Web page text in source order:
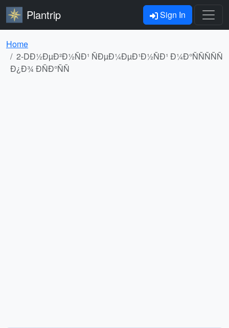
Plantrip Sign In
Home
2-DÐ½ÐµÐ²Ð½ÑÐ¹ ÑÐµÐ¼ÐµÐ¹Ð½ÑÐ¹ Ð¼Ð°ÑÑÑÑÑ
Ð¿Ð¾ ÐÑÐ°ÑÑ